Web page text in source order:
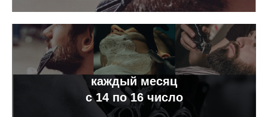
каждый месяц
с 14 по 16 число